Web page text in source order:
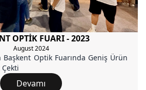
OPTİK FUARI - 2023
August 2024
Optik Fuarında Geniş Ürün
Devamı